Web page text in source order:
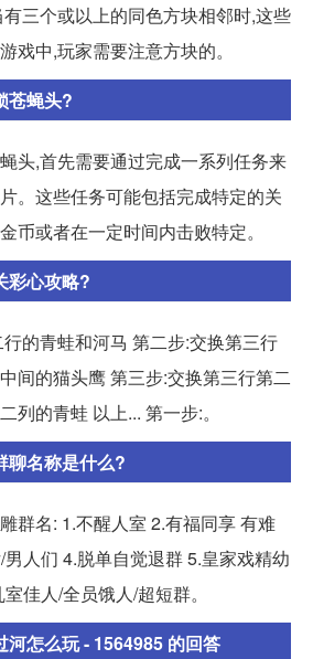
三个或以上的同色方块相邻时,这些
戏中,玩家需要注意方块的。
苍蝇头?
头,首先需要通过完成一系列任务来
。这些任务可能包括完成特定的关
币或者在一定时间内击败特定。
彩心攻略?
的青蛙和河马 第二步:交换第三行
间的猫头鹰 第三步:交换第三行第二
列的青蛙 以上... 第一步:。
聊名称是什么?
群名: 1.不醒人室 2.有福同享 有难
人们 4.脱单自觉退群 5.皇家戏精幼
佳人/全员饿人/超短群。
河怎么玩 - 1564985 的回答